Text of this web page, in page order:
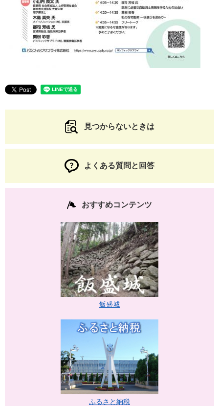
見つからないときは
よくある質問と回答
おすすめコンテンツ
飯盛城
ふるさと納税